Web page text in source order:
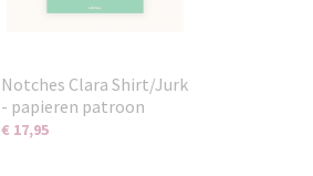
Notches Clara Shirt/Jurk
- papieren patroon
€ 17,95